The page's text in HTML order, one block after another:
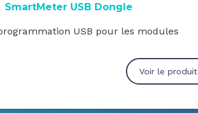
SmartMeter USB Dongle
USB pour les modules
Voir le produit